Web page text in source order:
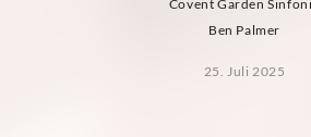
Covent Garden
Ben Palmer
25. Juli 2025